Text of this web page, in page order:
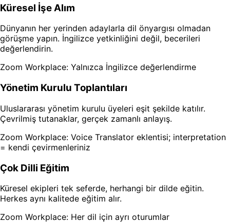
Küresel İşe Alım
Dünyanın her yerinden adaylarla dil önyargısı olmadan
görüşme yapın. İngilizce yetkinliğini değil, becerileri
değerlendirin.
Zoom Workplace: Yalnızca İngilizce değerlendirme
Yönetim Kurulu Toplantıları
Uluslararası yönetim kurulu üyeleri eşit şekilde katılır.
Çevrilmiş tutanaklar, gerçek zamanlı anlayış.
Zoom Workplace: Voice Translator eklentisi; interpretation
= kendi çevirmenleriniz
Çok Dilli Eğitim
Küresel ekipleri tek seferde, herhangi bir dilde eğitin.
Herkes aynı kalitede eğitim alır.
Zoom Workplace: Her dil için ayrı oturumlar